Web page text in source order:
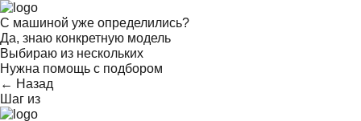
С машиной уже определились?
Да, знаю конкретную модель
Выбираю из нескольких
Нужна помощь с подбором
← Назад
Шаг из